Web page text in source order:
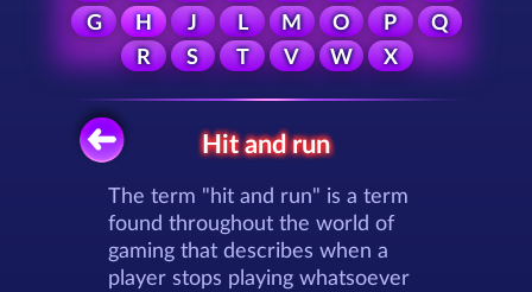
G
H J L M O P
Q
R
S T V W X
Hit and run
The term "hit and run" is a term
found throughout the world of
gaming that describes when a
player stops playing whatsoever